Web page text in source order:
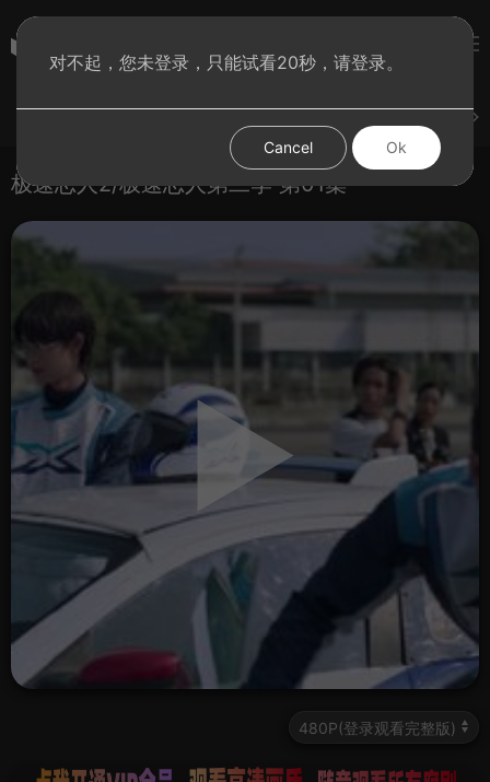
极速恋人2/极速恋人第二季 第01集
对不起，您未登录，只能试看20秒，请登录。
Cancel Ok